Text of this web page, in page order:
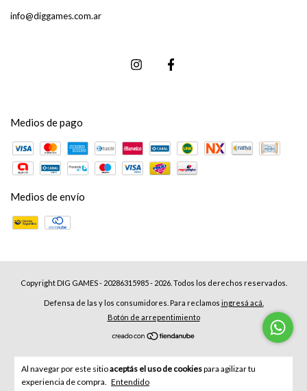
Al navegar por este sitioaceptás el uso de cookiespara agilizar tu
experiencia de compra. Entendido
info@diggames.com.ar
Medios de pago
Medios de envío
Copyright DIG GAMES - 20286315985 - 2026. Todos los derechos reservados.
Defensa de las y los consumidores. Para reclamos ingresá acá.
Botón de arrepentimiento